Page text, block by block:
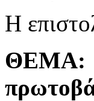
Η
ΘΕΜΑ: